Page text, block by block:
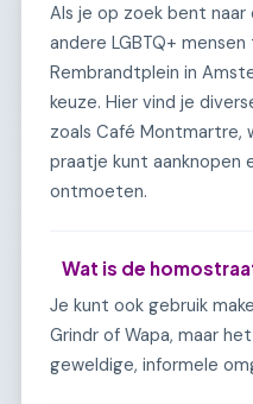
Als je op zoek bent
andere LGBTQ+
Rembrandtplein in
keuze. Hier vind je
zoals Café Montmartre,
praatje kunt aanknopen
ontmoeten.
Wat is de
Je kunt ook gebruik
Grindr of Wapa, maar
geweldige, informele